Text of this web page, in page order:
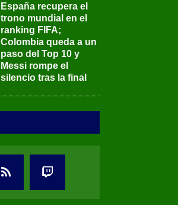
España recupera el
trono mundial en el
ranking FIFA;
Colombia queda a un
paso del Top 10 y
Messi rompe el
silencio tras la final